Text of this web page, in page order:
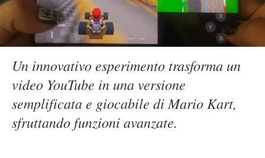
Un innovativo esperimento trasforma un
video YouTube in una versione
semplificata e giocabile di Mario Kart,
sfruttando funzioni avanzate.